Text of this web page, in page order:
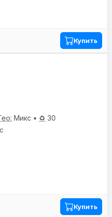
Купить
Микс • ♻️ 30
Купить